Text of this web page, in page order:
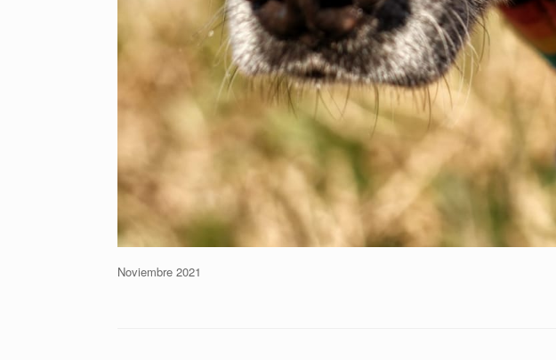
Noviembre 2021